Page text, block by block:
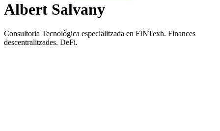
Albert Salvany
Consultoria Tecnològica especialitzada en FINTexh. Finances
descentralitzades. DeFi.